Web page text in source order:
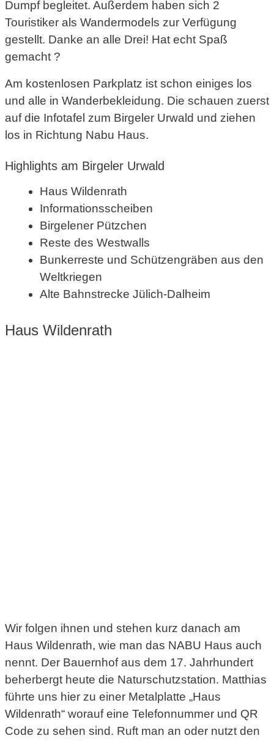
Dumpf begleitet. Außerdem haben sich 2
Touristiker als Wandermodels zur Verfügung
gestellt. Danke an alle Drei! Hat echt Spaß
gemacht ?
Am kostenlosen Parkplatz ist schon einiges los
und alle in Wanderbekleidung. Die schauen zuerst
auf die Infotafel zum Birgeler Urwald und ziehen
los in Richtung Nabu Haus.
Highlights am Birgeler Urwald
Haus Wildenrath
Informationsscheiben
Birgelener Pützchen
Reste des Westwalls
Bunkerreste und Schützengräben aus den
Weltkriegen
Alte Bahnstrecke Jülich-Dalheim
Haus Wildenrath
Wir folgen ihnen und stehen kurz danach am
Haus Wildenrath, wie man das NABU Haus auch
nennt. Der Bauernhof aus dem 17. Jahrhundert
beherbergt heute die Naturschutzstation. Matthias
führte uns hier zu einer Metalplatte „Haus
Wildenrath“ worauf eine Telefonnummer und QR
Code zu sehen sind. Ruft man an oder nutzt den